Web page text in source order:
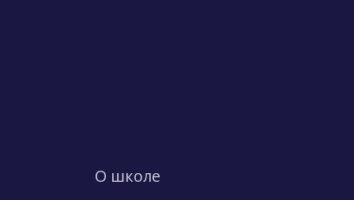
О школе